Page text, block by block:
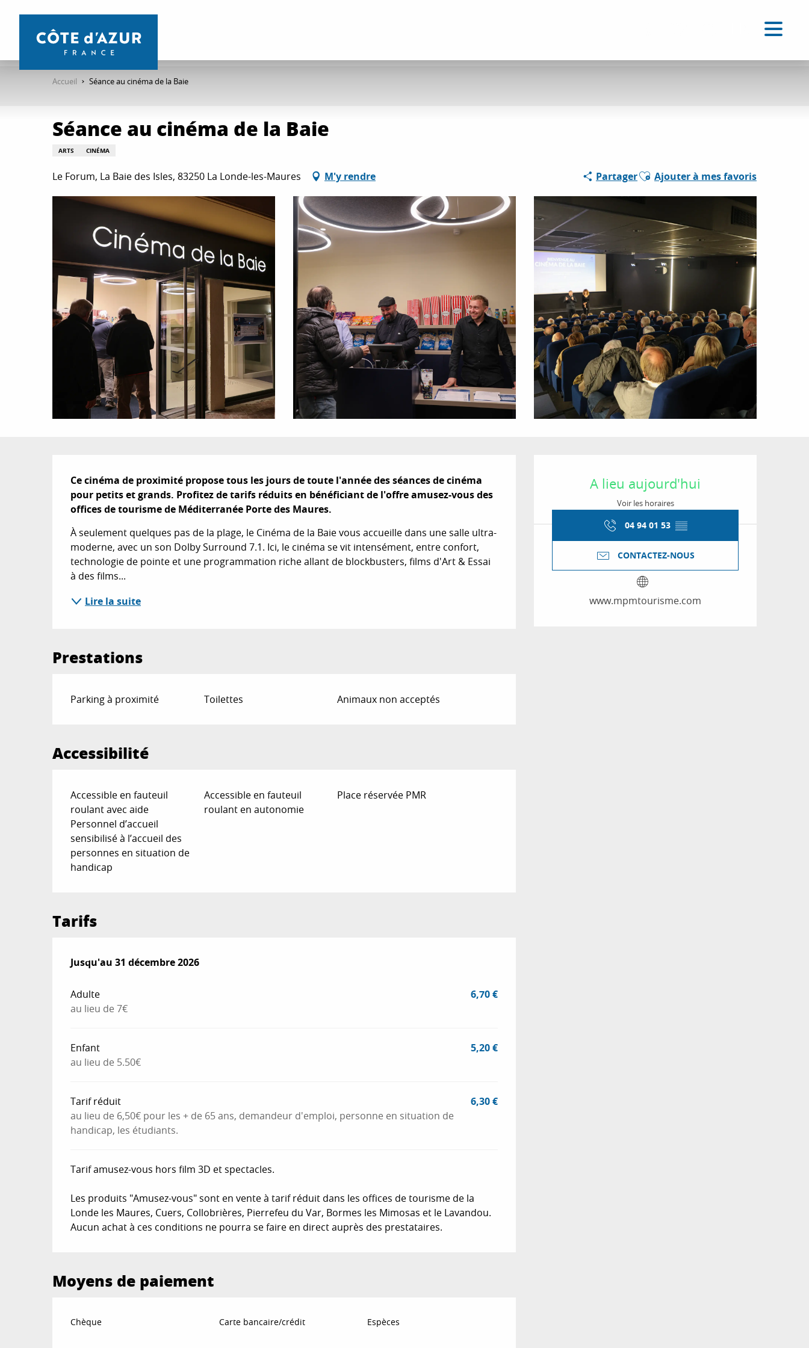
contenu
Accueil Séance au cinéma de la Baie
Séance au cinéma de la Baie
ARTS CINÉMA
Le Forum, La Baie des Isles, 83250 La Londe-les-Maures M'y rendre PartagerAjouter aux favoris
Ajouter à mes favoris
Ouverture et
A lieu aujourd'hui
Voir les horaires
04 94 01 53 ▒▒
CONTACTEZ-NOUS
www.mpmtourisme.com
Description
Ce cinéma de proximité propose tous les jours de toute l'année des séances de cinéma
pour petits et grands. Profitez de tarifs réduits en bénéficiant de l'offre amusez-vous des
offices de tourisme de Méditerranée Porte des Maures.
À seulement quelques pas de la plage, le Cinéma de la Baie vous accueille dans une salle ultra-
moderne, avec un son Dolby Surround 7.1. Ici, le cinéma se vit intensément, entre confort,
technologie de pointe et une programmation riche allant de blockbusters, films d'Art & Essai
à des films...
Lire la suite
Prestations
Parking à proximité Toilettes Animaux non acceptés
Accessibilité
Accessible en fauteuil
roulant avec aide
Accessible en fauteuil
roulant en autonomie
Place réservée PMR
Personnel d’accueil
sensibilisé à l’accueil des
personnes en situation de
handicap
Tarifs
Du1 avril 2026au31 décembre 2026
Jusqu'au 31 décembre 2026
Adulte
au lieu de 7€
6,70 €
Enfant
au lieu de 5.50€
5,20 €
Tarif réduit
au lieu de 6,50€ pour les + de 65 ans, demandeur d'emploi, personne en situation de
handicap, les étudiants.
6,30 €
Tarif amusez-vous hors film 3D et spectacles.
Les produits "Amusez-vous" sont en vente à tarif réduit dans les offices de tourisme de la
Londe les Maures, Cuers, Collobrières, Pierrefeu du Var, Bormes les Mimosas et le Lavandou.
Aucun achat à ces conditions ne pourra se faire en direct auprès des prestataires.
Moyens de paiement
Chèque Carte bancaire/crédit Espèces